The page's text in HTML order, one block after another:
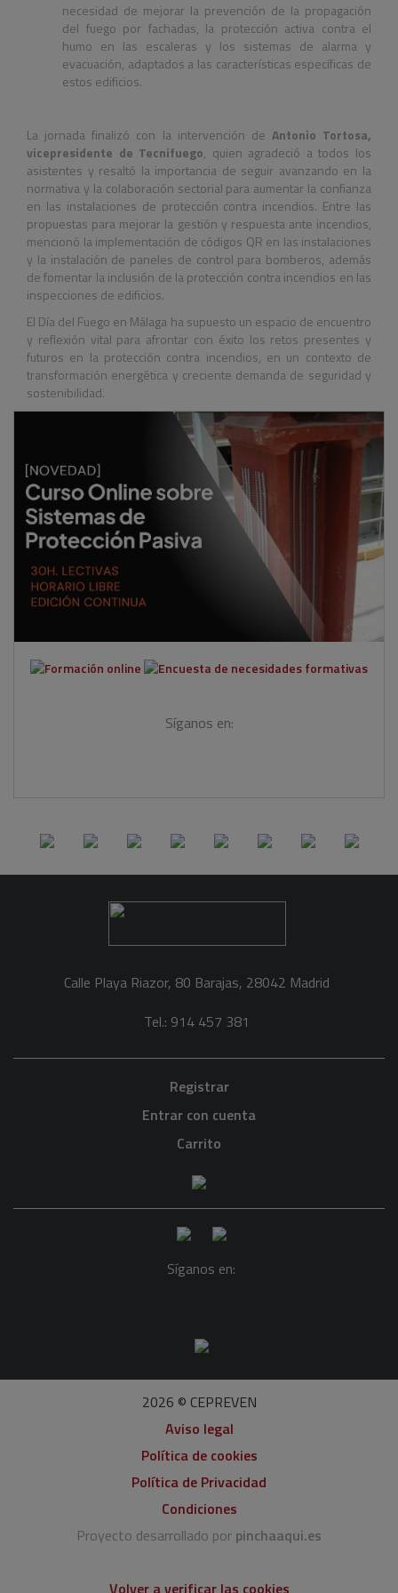
necesidad de mejorar la prevención de la propagación
del fuego por fachadas, la protección activa contra el
humo en las escaleras y los sistemas de alarma y
evacuación, adaptados a las características específicas de
estos edificios.
La jornada finalizó con la intervención de Antonio Tortosa,
vicepresidente de Tecnifuego, quien agradeció a todos los
asistentes y resaltó la importancia de seguir avanzando en la
normativa y la colaboración sectorial para aumentar la confianza
en las instalaciones de protección contra incendios. Entre las
propuestas para mejorar la gestión y respuesta ante incendios,
mencionó la implementación de códigos QR en las instalaciones
y la instalación de paneles de control para bomberos, además
de fomentar la inclusión de la protección contra incendios en las
inspecciones de edificios.
El Día del Fuego en Málaga ha supuesto un espacio de encuentro
y reflexión vital para afrontar con éxito los retos presentes y
futuros en la protección contra incendios, en un contexto de
transformación energética y creciente demanda de seguridad y
sostenibilidad.
Síganos en:
Calle Playa Riazor, 80 Barajas, 28042 Madrid
Tel.: 914 457 381
Registrar
Entrar con cuenta
Carrito
Síganos en:
2026 © CEPREVEN
Aviso legal
Política de cookies
Política de Privacidad
Condiciones
Proyecto desarrollado por pinchaaqui.es
Volver a verificar las cookies